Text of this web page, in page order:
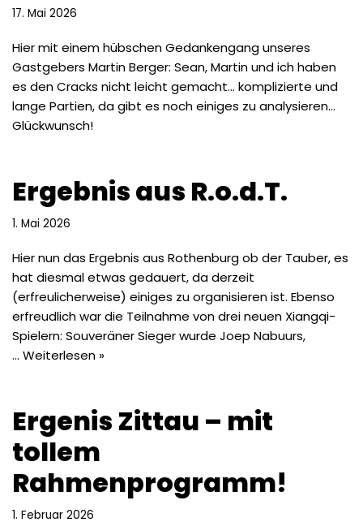
17. Mai 2026
Hier mit einem hübschen Gedankengang unseres
Gastgebers Martin Berger: Sean, Martin und ich haben
es den Cracks nicht leicht gemacht… komplizierte und
lange Partien, da gibt es noch einiges zu analysieren…
Glückwunsch!
Ergebnis aus R.o.d.T.
1. Mai 2026
Hier nun das Ergebnis aus Rothenburg ob der Tauber, es
hat diesmal etwas gedauert, da derzeit
(erfreulicherweise) einiges zu organisieren ist. Ebenso
erfreudlich war die Teilnahme von drei neuen Xiangqi-
Spielern: Souveräner Sieger wurde Joep Nabuurs,
… Weiterlesen »
Ergenis Zittau – mit
tollem
Rahmenprogramm!
1. Februar 2026